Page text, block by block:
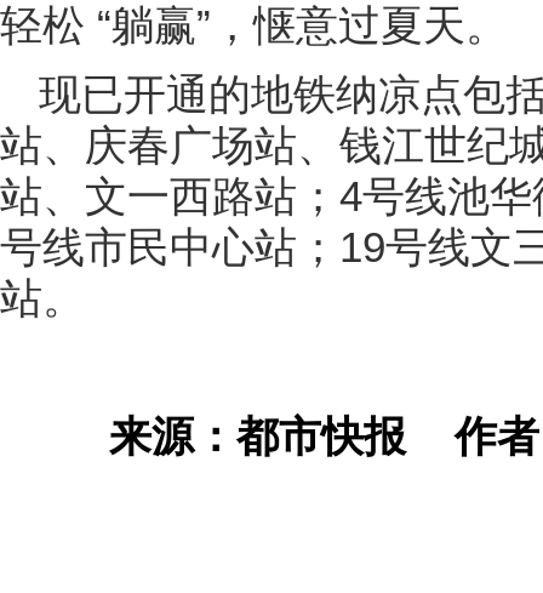
轻松 “躺赢”，惬意过夏天。
现已开通的地铁纳凉点包
站、庆春广场站、钱江世纪
站、文一西路站；4号线池
号线市民中心站；19号线文
站。
来源：都市快报作